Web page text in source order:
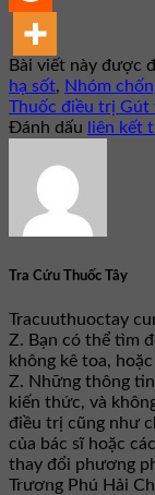
Bài viết này được
hạ sốt, Nhóm
Thuốc điều trị Gút
Đánh dấu
liên kết
Tra Cứu Thuốc Tây
Tracuuthuoctay
Z. Bạn có thể tìm
không kê toa,
Z. Những thông
kiến thức, và
điều trị cũng như
của bác sĩ hoặc
thay đổi phương
Trương Phú Hải